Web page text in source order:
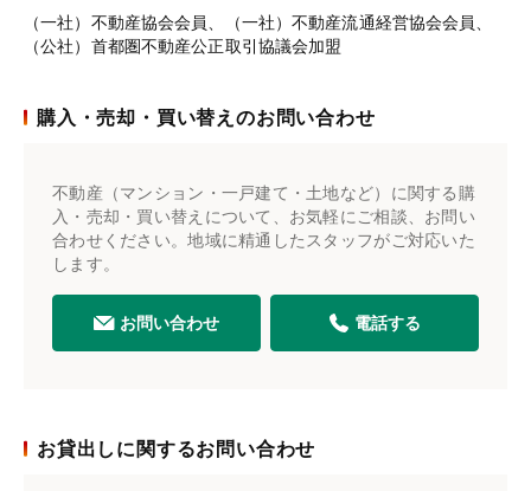
（一社）不動産協会会員、（一社）不動産流通経営協会会員、
（公社）首都圏不動産公正取引協議会加盟
購入・売却・買い替えのお問い合わせ
不動産（マンション・一戸建て・土地など）に関する購
入・売却・買い替えについて、お気軽にご相談、お問い
合わせください。地域に精通したスタッフがご対応いた
します。
お問い合わせ 電話する
お貸出しに関するお問い合わせ